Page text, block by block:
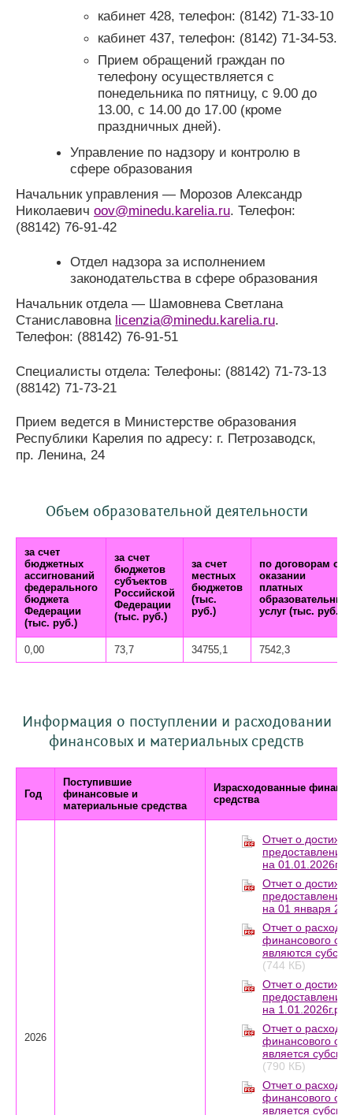
кабинет 428, телефон: (8142) 71-33-10
кабинет 437, телефон: (8142) 71-34-53.
Прием обращений граждан по
телефону осуществляется с
понедельника по пятницу, с 9.00 до
13.00, с 14.00 до 17.00 (кроме
праздничных дней).
Управление по надзору и контролю в
сфере образования
Начальник управления — Морозов Александр
Николаевич oov@minedu.karelia.ru. Телефон:
(88142) 76-91-42
Отдел надзора за исполнением
законодательства в сфере образования
Начальник отдела — Шамовнева Светлана
Станиславовна licenzia@minedu.karelia.ru.
Телефон: (88142) 76-91-51
Специалисты отдела: Телефоны: (88142) 71-73-13
(88142) 71-73-21
Прием ведется в Министерстве образования
Республики Карелия по адресу: г. Петрозаводск,
пр. Ленина, 24
Объем образовательной деятельности
за счет
бюджетных
ассигнований
федерального
бюджета
Федерации
(тыс. руб.)
за счет
бюджетов
субъектов
Российской
Федерации
(тыс. руб.)
за счет
местных
бюджетов
(тыс.
руб.)
по договорам об
оказании
платных
образовательных
услуг (тыс. руб.)
0,00 73,7 34755,1 7542,3
Информация о поступлении и расходовании
финансовых и материальных средств
Год
Поступившие
финансовые и
материальные средства
Израсходованные
средства
2026
Отчет о
предоставления
на
Отчет о
предоставления
на 01 января
Отчет о
финансового
являются
(744 КБ)
Отчет о
предоставления
на 1.01.2026г.pdf
Отчет о
финансового
является
(790 КБ)
Отчет о
финансового
является